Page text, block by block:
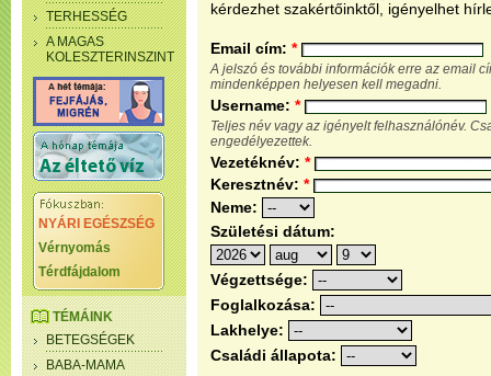
TERHESSÉG
A MAGAS
KOLESZTERINSZINT
NYÁRI EGÉSZSÉG
Vérnyomás
Térdfájdalom
TÉMÁINK
BETEGSÉGEK
BABA-MAMA
kérdezhet szakértőinktől, igényelhet
Email cím: *
A jelszó és további információk erre az email
mindenképpen helyesen kell megadni.
Username: *
Teljes név vagy az igényelt felhasználónév.
engedélyezettek.
Vezetéknév: *
Keresztnév: *
Neme:
Születési dátum:
Végzettsége:
Foglalkozása:
Lakhelye:
Családi állapota: